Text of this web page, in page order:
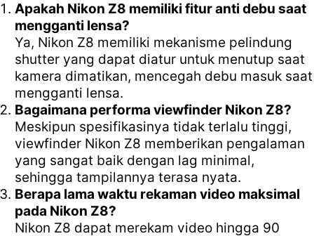
Apakah Nikon Z8 memiliki fitur anti debu saat
mengganti lensa?
Ya, Nikon Z8 memiliki mekanisme pelindung
shutter yang dapat diatur untuk menutup saat
kamera dimatikan, mencegah debu masuk saat
mengganti lensa.
Bagaimana performa viewfinder Nikon Z8?
Meskipun spesifikasinya tidak terlalu tinggi,
viewfinder Nikon Z8 memberikan pengalaman
yang sangat baik dengan lag minimal,
sehingga tampilannya terasa nyata.
Berapa lama waktu rekaman video maksimal
pada Nikon Z8?
Nikon Z8 dapat merekam video hingga 90